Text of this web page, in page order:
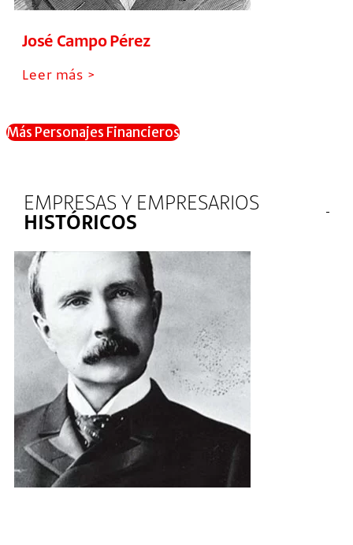
José Campo Pérez
Leer más >
Más Personajes Financieros
EMPRESAS Y EMPRESARIOS
HISTÓRICOS